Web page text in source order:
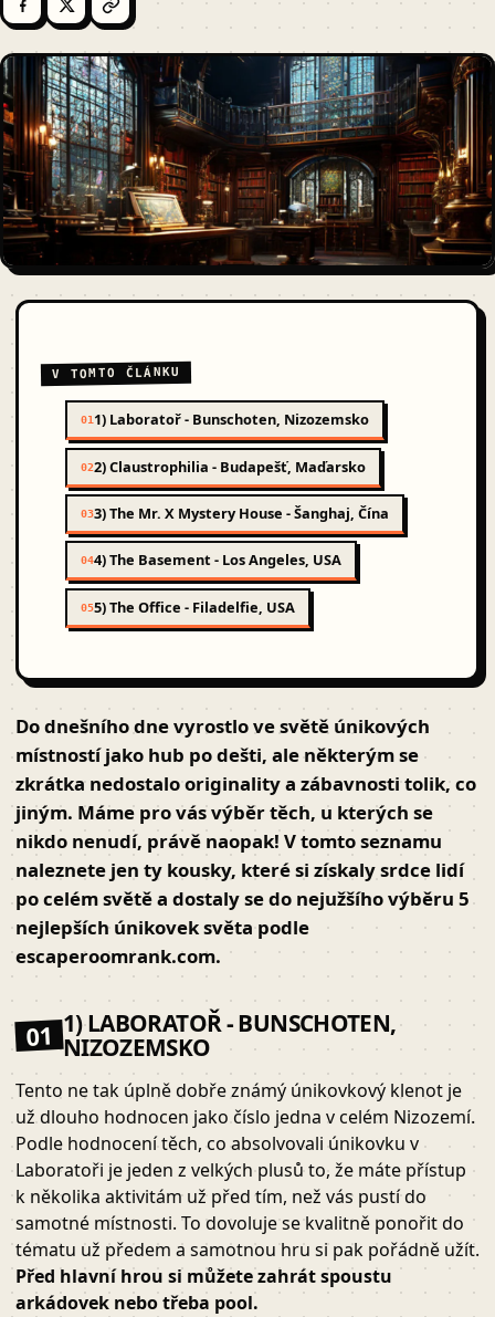
V TOMTO ČLÁNKU
011) Laboratoř - Bunschoten, Nizozemsko
022) Claustrophilia - Budapešť, Maďarsko
033) The Mr. X Mystery House - Šanghaj, Čína
044) The Basement - Los Angeles, USA
055) The Office - Filadelfie, USA
Do dnešního dne vyrostlo ve světě únikových
místností jako hub po dešti, ale některým se
zkrátka nedostalo originality a zábavnosti tolik, co
jiným. Máme pro vás výběr těch, u kterých se
nikdo nenudí, právě naopak! V tomto seznamu
naleznete jen ty kousky, které si získaly srdce lidí
po celém světě a dostaly se do nejužšího výběru 5
nejlepších únikovek světa podle
escaperoomrank.com.
01 1) LABORATOŘ - BUNSCHOTEN,
NIZOZEMSKO
Tento ne tak úplně dobře známý únikovkový klenot je
už dlouho hodnocen jako číslo jedna v celém Nizozemí.
Podle hodnocení těch, co absolvovali únikovku v
Laboratoři je jeden z velkých plusů to, že máte přístup
k několika aktivitám už před tím, než vás pustí do
samotné místnosti. To dovoluje se kvalitně ponořit do
tématu už předem a samotnou hru si pak pořádně užít.
Před hlavní hrou si můžete zahrát spoustu
arkádovek nebo třeba pool.